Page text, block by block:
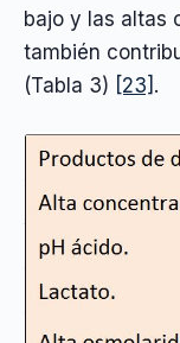
bajo y las altas
también
(Tabla 3) [23] .